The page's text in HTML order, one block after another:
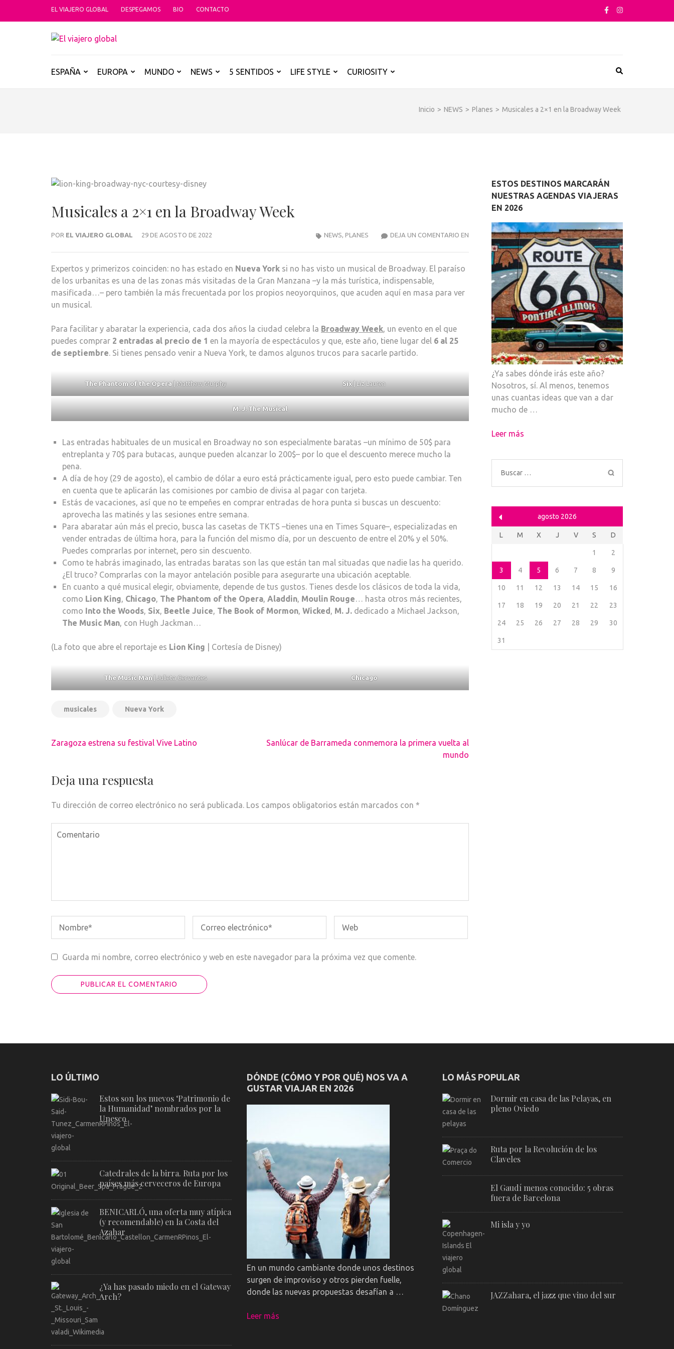
EL VIAJERO GLOBAL DESPEGAMOS BIO CONTACTO
ESPAÑA EUROPA MUNDO NEWS 5 SENTIDOS LIFE STYLE CURIOSITY
Inicio > NEWS > Planes > Musicales a 2×1 en la Broadway Week
Musicales a 2×1 en la Broadway Week
POR EL VIAJERO GLOBAL 29 DE AGOSTO DE 2022 DEJA UN COMENTARIO ENMUSICALES
BROADWAY
NEWS, PLANES
Expertos y primerizos coinciden: no has estado en Nueva York si no has visto un musical de Broadway. El paraíso
de los urbanitas es una de las zonas más visitadas de la Gran Manzana –y la más turística, indispensable,
masificada…– pero también la más frecuentada por los propios neoyorquinos, que acuden aquí en masa para ver
un musical.
Para facilitar y abaratar la experiencia, cada dos años la ciudad celebra la Broadway Week, un evento en el que
puedes comprar 2 entradas al precio de 1 en la mayoría de espectáculos y que, este año, tiene lugar del 6 al 25
de septiembre. Si tienes pensado venir a Nueva York, te damos algunos trucos para sacarle partido.
The Phantom of the Opera| Matthew Murphy Six| Liz Lauren
M. J. The Musical
Las entradas habituales de un musical en Broadway no son especialmente baratas –un mínimo de 50$ para
entreplanta y 70$ para butacas, aunque pueden alcanzar lo 200$– por lo que el descuento merece mucho la
pena.
A día de hoy (29 de agosto), el cambio de dólar a euro está prácticamente igual, pero esto puede cambiar. Ten
en cuenta que te aplicarán las comisiones por cambio de divisa al pagar con tarjeta.
Estás de vacaciones, así que no te empeñes en comprar entradas de hora punta si buscas un descuento:
aprovecha las matinés y las sesiones entre semana.
Para abaratar aún más el precio, busca las casetas de TKTS –tienes una en Times Square–, especializadas en
vender entradas de última hora, para la función del mismo día, por un descuento de entre el 20% y el 50%.
Puedes comprarlas por internet, pero sin descuento.
Como te habrás imaginado, las entradas baratas son las que están tan mal situadas que nadie las ha querido.
¿El truco? Comprarlas con la mayor antelación posible para asegurarte una ubicación aceptable.
En cuanto a qué musical elegir, obviamente, depende de tus gustos. Tienes desde los clásicos de toda la vida,
como Lion King, Chicago, The Phantom of the Opera, Aladdin, Moulin Rouge… hasta otros más recientes,
como Into the Woods, Six, Beetle Juice, The Book of Mormon, Wicked, M. J. dedicado a Michael Jackson,
The Music Man, con Hugh Jackman…
(La foto que abre el reportaje es Lion King | Cortesía de Disney)
The Music Man| Julieta Cervantes Chicago
musicales Nueva York
Navegación
Zaragoza estrena su festival Vive Latino
Sanlúcar de Barrameda conmemora la primera vuelta al
mundo
Deja una respuesta
Tu dirección de correo electrónico no será publicada. Los campos obligatorios están marcados con *
Guarda mi nombre, correo electrónico y web en este navegador para la próxima vez que comente.
ESTOS DESTINOS MARCARÁN
NUESTRAS AGENDAS VIAJERAS
EN 2026
¿Ya sabes dónde irás este año?
Nosotros, sí. Al menos, tenemos
unas cuantas ideas que van a dar
mucho de …
Leer más
Buscar:
agosto 2026
L M X J V S D
1 2
3 4 5 6 7 8 9
10 11 12 13 14 15 16
17 18 19 20 21 22 23
24 25 26 27 28 29 30
31
LO ÚLTIMO
Estos son los nuevos ‘Patrimonio de
la Humanidad’ nombrados por la
Unesco
Catedrales de la birra. Ruta por los
países más cerveceros de Europa
BENICARLÓ, una oferta muy atípica
(y recomendable) en la Costa del
Azahar
¿Ya has pasado miedo en el Gateway
Arch?
DÓNDE (CÓMO Y POR QUÉ) NOS VA A
GUSTAR VIAJAR EN 2026
En un mundo cambiante donde unos destinos
surgen de improviso y otros pierden fuelle,
donde las nuevas propuestas desafían a …
Leer más
LO MÁS POPULAR
Dormir en casa de las Pelayas, en
pleno Oviedo
Ruta por la Revolución de los
Claveles
El Gaudí menos conocido: 5 obras
fuera de Barcelona
Mi isla y yo
JAZZahara, el jazz que vino del sur